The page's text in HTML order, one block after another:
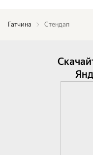
Гатчина Стендап